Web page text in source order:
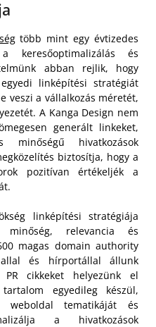
több mint egy évtizedes
keresőoptimalizálás és
abban rejlik, hogy
linképítési stratégiát
veszi a vállalkozás méretét,
A Kanga Design nem
generált linkeket,
minőségű hivatkozások
biztosítja, hogy a
pozitívan értékeljék a
linképítési stratégiája
relevancia és
magas domain authority
és hírportállal állunk
cikkeket helyezünk el
egyedileg készül,
tematikáját és
a hivatkozások